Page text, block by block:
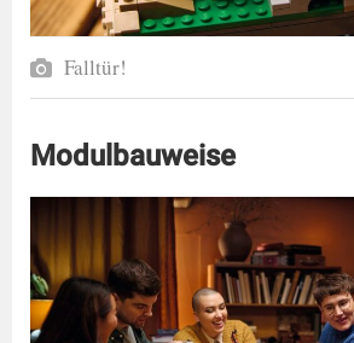
Falltür!
Modulbauweise